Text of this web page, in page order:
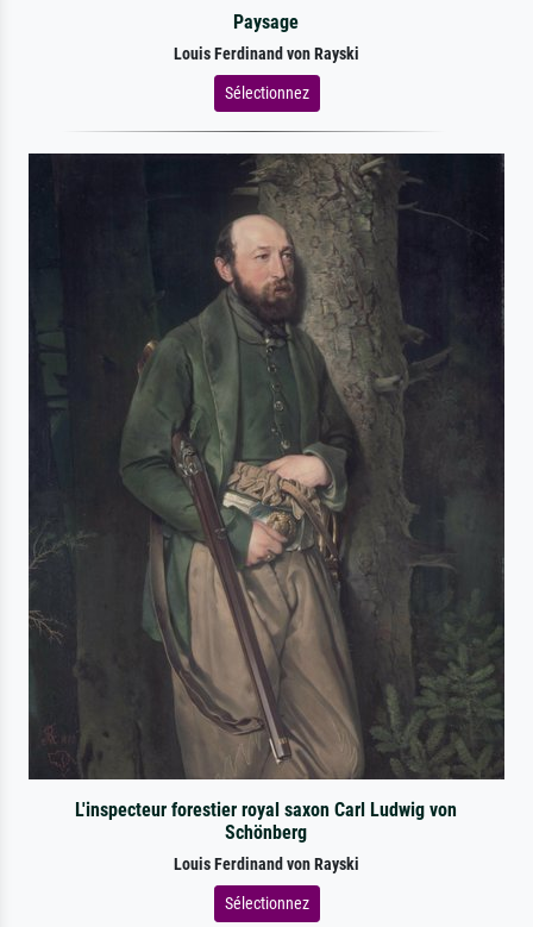
Paysage
Louis Ferdinand von Rayski
Sélectionnez
L'inspecteur forestier royal saxon Carl Ludwig von
Schönberg
Louis Ferdinand von Rayski
Sélectionnez